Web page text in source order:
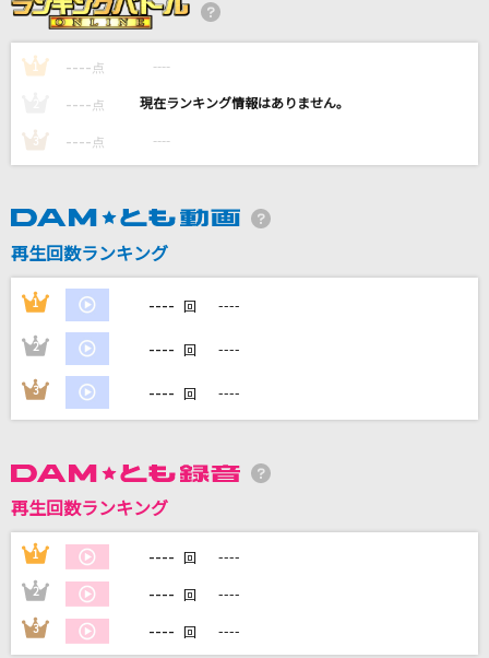
Cry Baby
[オリカラ]タマシイレボリューション
[生音]チャンピオン
ALICE(アリス)
DAMの新曲・ランキングなど
カラオケ最新情報をチェック！
カラオケをもっと楽しもう！
1 ---- 点 ----
---- 点 ----
3 ---- 点 ----
再生回数ランキング
1 ---- 回 ----
2 ---- 回 ----
3 ---- 回 ----
再生回数ランキング
1 ---- 回 ----
2 ---- 回 ----
3 ---- 回 ----